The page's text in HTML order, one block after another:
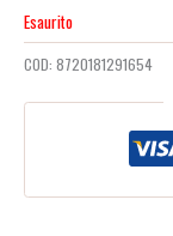
Esaurito
COD: 8720181291654